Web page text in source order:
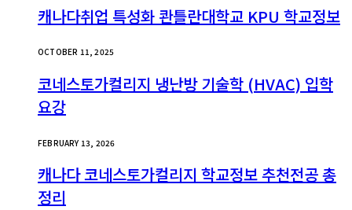
캐나다취업 특성화 콴틀란대학교 KPU 학교정보
OCTOBER 11, 2025
코네스토가컬리지 냉난방 기술학 (HVAC) 입학
요강
FEBRUARY 13, 2026
캐나다 코네스토가컬리지 학교정보 추천전공 총
정리